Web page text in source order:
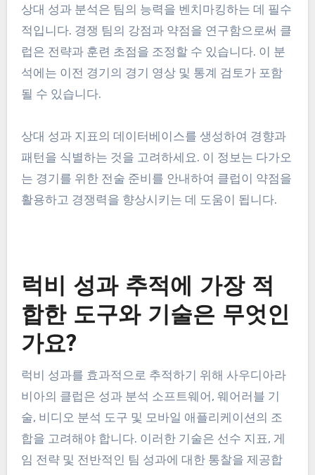
수들이 자신의 의견이 반영되고 개선할 동기를 느끼
도록 합니다.
상대 성과 분석을 통한 벤치마
킹
상대 성과 분석은 팀의 능력을 벤치마킹하는 데 필수
적입니다. 경쟁 팀의 강점과 약점을 연구함으로써 클
럽은 전략과 훈련 초점을 조정할 수 있습니다. 이 분
석에는 이전 경기의 경기 영상 및 통계 검토가 포함
패턴을 식별하는 것을 고려하세요. 이 정보는 다가오
는 경기를 위한 전술 준비를 안내하여 클럽이 약점을
활용하고 경쟁력을 향상시키는 데 도움이 됩니다.